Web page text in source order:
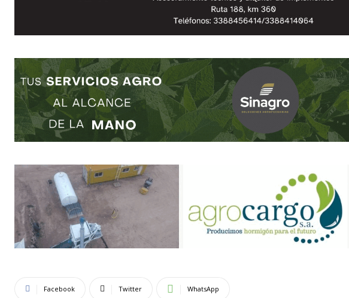
Facebook Twitter WhatsApp